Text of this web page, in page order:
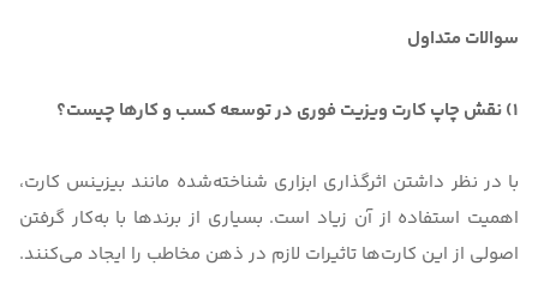
سوالات متداول
1) نقش چاپ کارت ویزیت فوری در توسعه کسب و کارها چیست؟
با در نظر داشتن اثرگذاری ابزاری شناخته‌شده مانند بیزینس کارت،
اهمیت استفاده از آن زیاد است. بسیاری از برندها با به‌کار گرفتن
اصولی از این کارت‌ها تاثیرات لازم در ذهن مخاطب را ایجاد می‌کنند.